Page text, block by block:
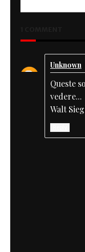
Unknown
Queste
vedere...
Walt